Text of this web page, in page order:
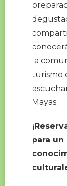
la
turismo
Mayas.
para